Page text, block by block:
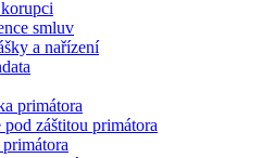
smluv
a nařízení
primátora
pod záštitou primátora